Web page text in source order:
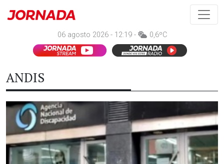
06 agosto 2026 - 12:19 - 0,6ºC
ANDIS